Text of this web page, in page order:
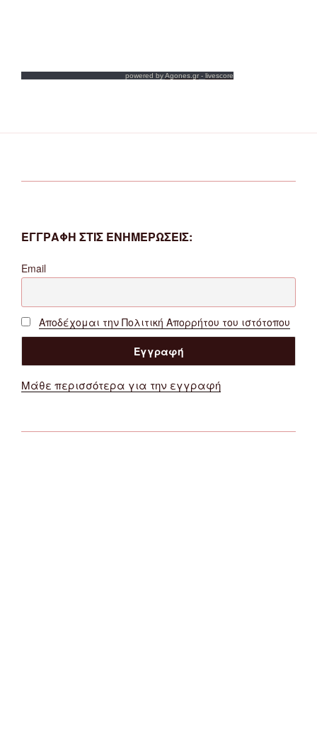
powered byAgones.gr - livescore
ΕΓΓΡΑΦΗ ΣΤΙΣ ΕΝΗΜΕΡΩΣΕΙΣ:
Email
Αποδέχομαι την Πολιτική Απορρήτου του ιστότοπου
Μάθε περισσότερα για την εγγραφή